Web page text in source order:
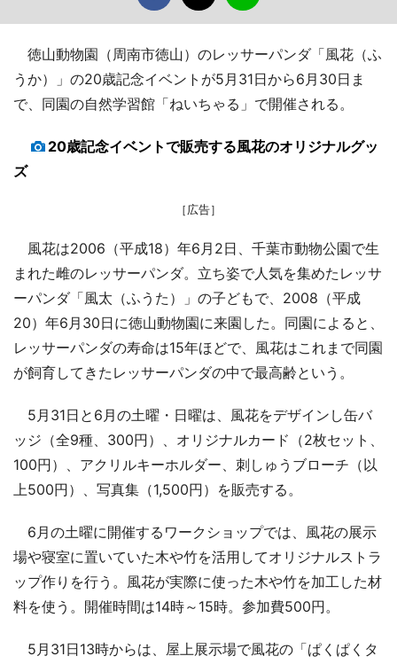
徳山動物園（周南市徳山）のレッサーパンダ「風花（ふ
うか）」の20歳記念イベントが5月31日から6月30日ま
で、同園の自然学習館「ねいちゃる」で開催される。
20歳記念イベントで販売する風花のオリジナルグッ
ズ
［広告］
風花は2006（平成18）年6月2日、千葉市動物公園で生
まれた雌のレッサーパンダ。立ち姿で人気を集めたレッサ
ーパンダ「風太（ふうた）」の子どもで、2008（平成
20）年6月30日に徳山動物園に来園した。同園によると、
レッサーパンダの寿命は15年ほどで、風花はこれまで同園
が飼育してきたレッサーパンダの中で最高齢という。
5月31日と6月の土曜・日曜は、風花をデザインし缶バ
ッジ（全9種、300円）、オリジナルカード（2枚セット、
100円）、アクリルキーホルダー、刺しゅうブローチ（以
上500円）、写真集（1,500円）を販売する。
6月の土曜に開催するワークショップでは、風花の展示
場や寝室に置いていた木や竹を活用してオリジナルストラ
ップ作りを行う。風花が実際に使った木や竹を加工した材
料を使う。開催時間は14時～15時。参加費500円。
5月31日13時からは、屋上展示場で風花の「ぱくぱくタ